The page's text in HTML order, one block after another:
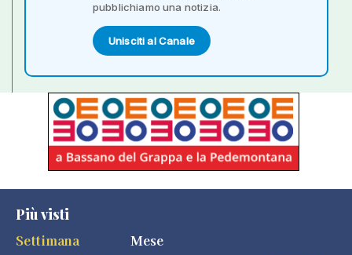
pubblichiamo una notizia.
Unisciti al Canale
Più visti
Settimana
Mese